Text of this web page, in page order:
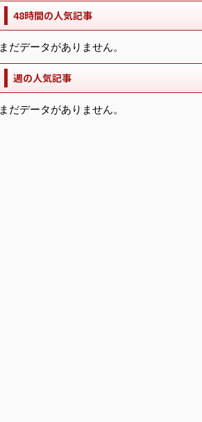
48時間の人気記事
まだデータがありません。
週の人気記事
まだデータがありません。